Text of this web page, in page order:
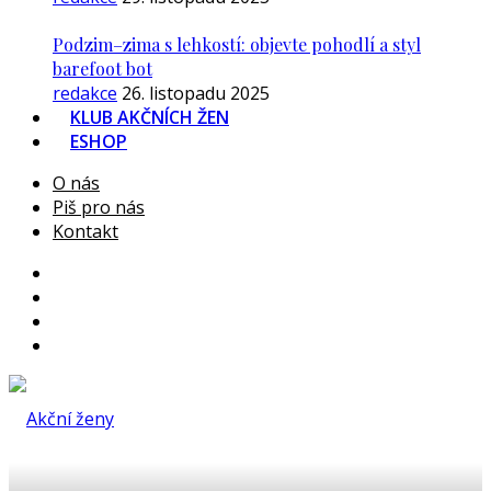
Podzim–zima s lehkostí: objevte pohodlí a styl
barefoot bot
redakce 26. listopadu 2025
KLUB AKČNÍCH ŽEN
ESHOP
O nás
Piš pro nás
Kontakt